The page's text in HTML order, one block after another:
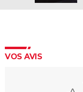
VOS AVIS